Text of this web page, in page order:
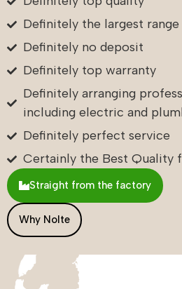
gevoel dat er onnodig extra
aangepraat.
Het inmeten, de levering en de
andere partijen, en ook dat ging
vriendelijke vakmensen die
en bereid zijn te helpen.
Het traject met Nolte Küchen
verlopen en alles is netjes
tevreden met het
Definitely the largest range
Definitely no deposit
Definitely top warranty
Definitely arranging
including electric and
Definitely perfect service
Certainly the Best Quality
Straight from the factory
Why Nolte